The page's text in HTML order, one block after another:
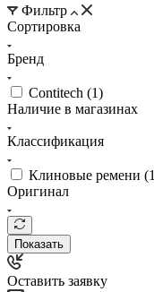
Фильтр
Сортировка
Бренд
Contitech (1)
Наличие в магазинах
Классификация
Клиновые ремени (1
Оригинал
Показать
Оставить заявку